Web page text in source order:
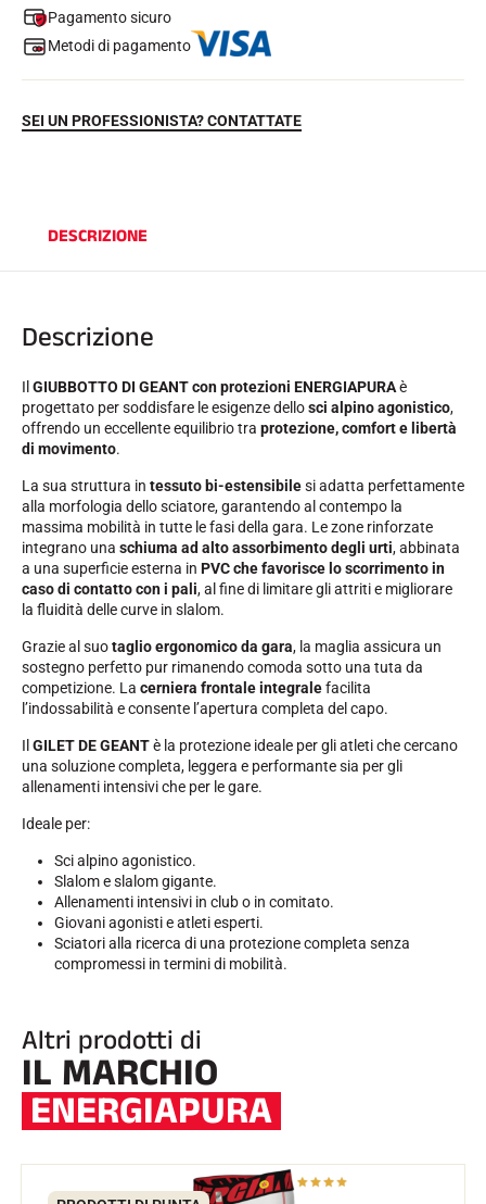
SCI DI FONDO
Pagamento sicuro
Metodi di pagamento
SEI UN PROFESSIONISTA? CONTATTATE
DESCRIZIONE
Descrizione
Il GIUBBOTTO DI GEANT con protezioni ENERGIAPURAè
progettato per soddisfare le esigenze dellosci alpino agonistico,
offrendo un eccellente equilibrio tra protezione, comfort e libertà
di movimento.
La sua struttura in tessuto bi-estensibilesi adatta perfettamente
alla morfologia dello sciatore, garantendo al contempo la
massima mobilità in tutte le fasi della gara. Le zone rinforzate
integrano una schiuma ad alto assorbimento degli urti, abbinata
a una superficie esterna in PVC che favorisce lo scorrimento in
caso di contatto con i pali, al fine di limitare gli attriti e migliorare
la fluidità delle curve in slalom.
Grazie al suotaglio ergonomico da gara, la maglia assicura un
sostegno perfetto pur rimanendo comoda sotto una tuta da
competizione. La cerniera frontale integralefacilita
l’indossabilità e consente l’apertura completa del capo.
Il GILET DE GEANTè la protezione ideale per gli atleti che cercano
una soluzione completa, leggera e performante sia per gli
allenamenti intensivi che per le gare.
Ideale per:
Sci alpino agonistico.
Slalom e slalom gigante.
Allenamenti intensivi in club o in comitato.
Giovani agonisti e atleti esperti.
Sciatori alla ricerca di una protezione completa senza
compromessi in termini di mobilità.
Altri prodotti di
IL MARCHIO
ENERGIAPURA